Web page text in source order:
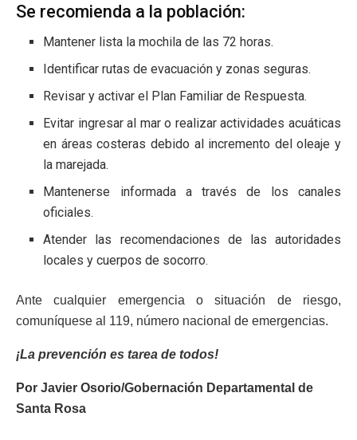
Se recomienda a la población:
Mantener lista la mochila de las 72 horas.
Identificar rutas de evacuación y zonas seguras.
Revisar y activar el Plan Familiar de Respuesta.
Evitar ingresar al mar o realizar actividades acuáticas
en áreas costeras debido al incremento del oleaje y
la marejada.
Mantenerse informada a través de los canales
oficiales.
Atender las recomendaciones de las autoridades
locales y cuerpos de socorro.
Ante cualquier emergencia o situación de riesgo,
comuníquese al 119, número nacional de emergencias.
¡La prevención es tarea de todos!
Por Javier Osorio/Gobernación Departamental de
Santa Rosa